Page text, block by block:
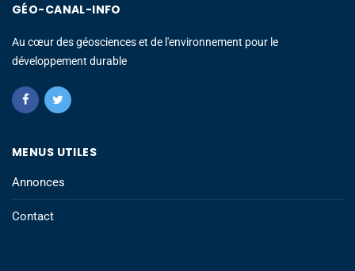
GÉO-CANAL-INFO
Au cœur des géosciences et de l'environnement pour le
développement durable
MENUS UTILES
Annonces
Contact